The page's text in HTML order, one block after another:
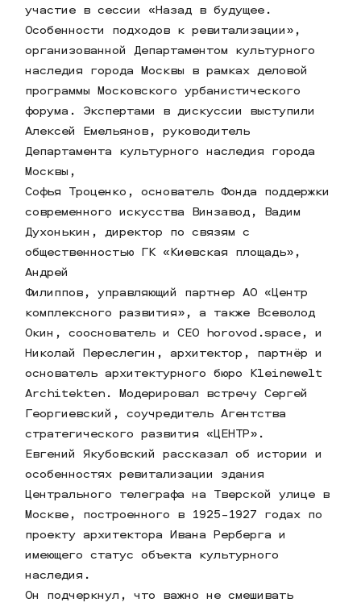
участие в сессии «Назад в будущее.
Особенности подходов к ревитализации»,
организованной Департаментом культурного
наследия города Москвы в рамках деловой
программы Московского урбанистического
форума. Экспертами в дискуссии выступили
Алексей Емельянов, руководитель
Департамента культурного наследия города
Москвы,
Софья Троценко, основатель Фонда поддержки
современного искусства Винзавод, Вадим
Духонькин, директор по связям с
общественностью ГК «Киевская площадь»,
Андрей
Филиппов, управляющий партнер АО «Центр
комплексного развития», а также Всеволод
Окин, сооснователь и CEO horovod.space, и
Николай Переслегин, архитектор, партнёр и
основатель архитектурного бюро Kleinewelt
Architekten. Модерировал встречу Сергей
Георгиевский, соучредитель Агентства
стратегического развития «ЦЕНТР».
Евгений Якубовский рассказал об истории и
особенностях ревитализации здания
Центрального телеграфа на Тверской улице в
Москве, построенного в 1925-1927 годах по
проекту архитектора Ивана Рерберга и
имеющего статус объекта культурного
наследия.
Он подчеркнул, что важно не смешивать